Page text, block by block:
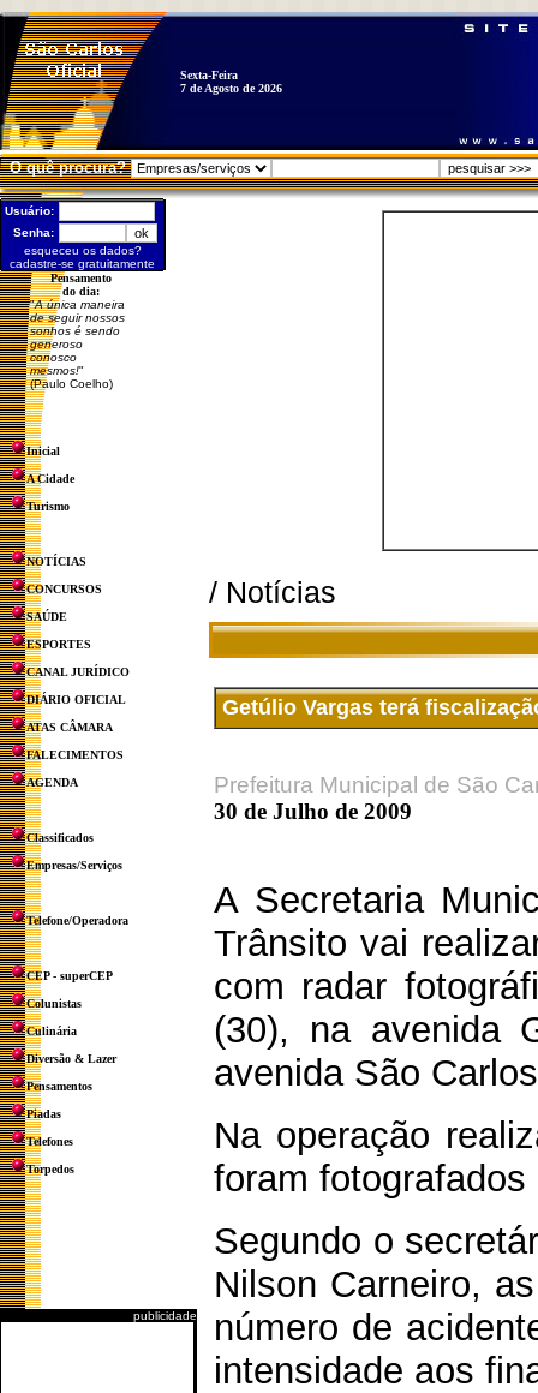
Sexta-Feira
7 de Agosto de 2026
O quê procura?
Usuário:
Senha:
esqueceu os dados?
cadastre-se gratuitamente
Pensamento
do dia:
"A única maneira
de seguir nossos
sonhos é sendo
generoso
conosco
mesmos!"
(Paulo Coelho)
Inicial
A Cidade
Turismo
NOTÍCIAS
CONCURSOS
SAÚDE
ESPORTES
CANAL JURÍDICO
DIÁRIO OFICIAL
ATAS CÂMARA
FALECIMENTOS
AGENDA
Classificados
Empresas/Serviços
Telefone/Operadora
CEP - superCEP
Colunistas
Culinária
Diversão & Lazer
Pensamentos
Piadas
Telefones
Torpedos
publicidade
/ Notícias
Getúlio Vargas terá
Prefeitura Municipal de São
30 de Julho de 2009
A Secretaria
Trânsito vai
com radar
(30), na avenida
avenida São
Na operação
foram
Segundo o
Nilson Carneiro,
número de
intensidade aos